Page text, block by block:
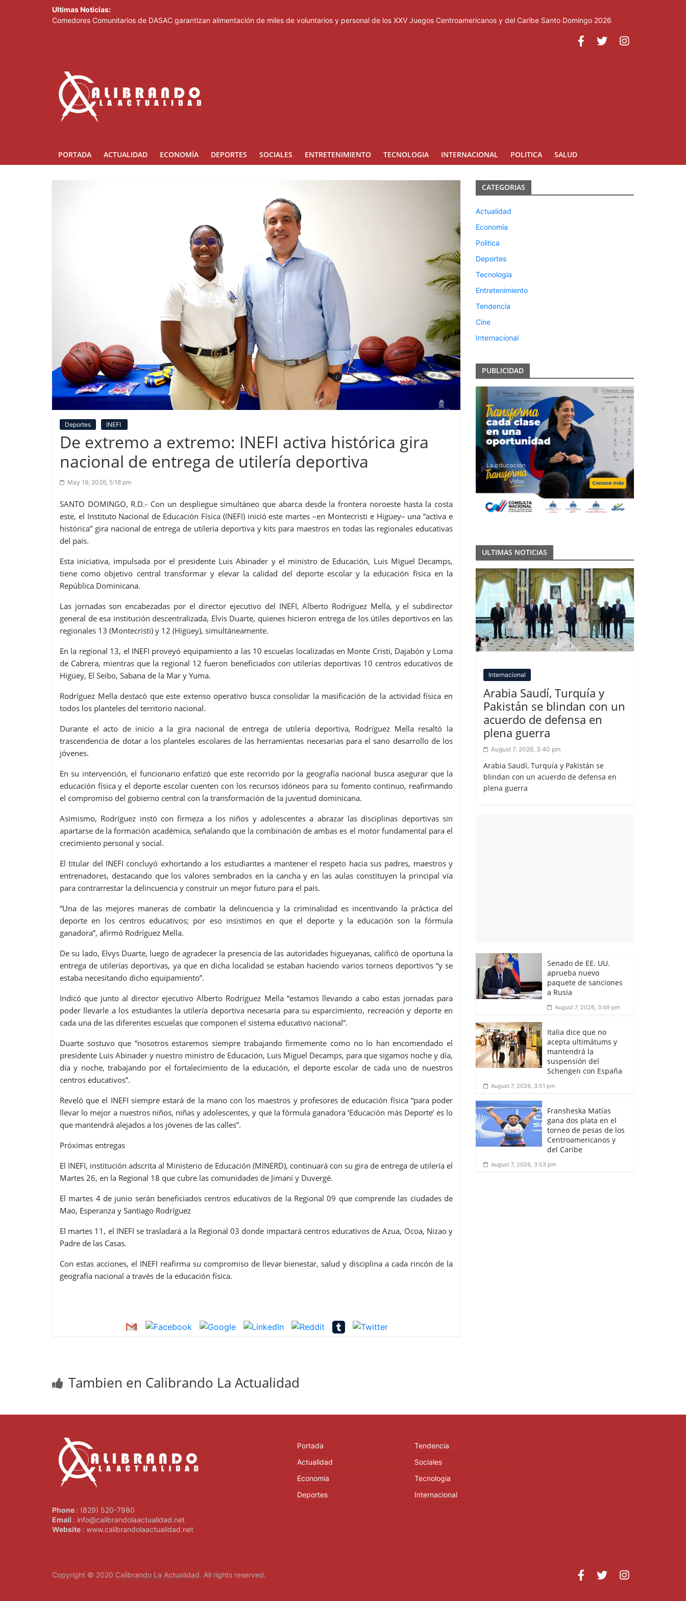
Ultimas Noticias:
Comedores Comunitarios de DASAC garantizan alimentación de miles de voluntarios y personal de los XXV Juegos Centroamericanos y del Caribe Santo Domingo 2026
PORTADA ACTUALIDAD ECONOMÍA DEPORTES SOCIALES ENTRETENIMIENTO TECNOLOGIA INTERNACIONAL POLITICA SALUD
Deportes INEFI
De extremo a extremo: INEFI activa histórica gira
nacional de entrega de utilería deportiva
May 19, 2026, 5:18 pm
SANTO DOMINGO, R.D.- Con un despliegue simultáneo que abarca desde la frontera noroeste hasta la costa
este, el Instituto Nacional de Educación Física (INEFI) inicióeste martes –en Montecristi e Higüey– una “activa e
histórica” gira nacional de entrega de utilería deportiva y kits para maestros en todas las regionales educativas
del país.
Esta iniciativa, impulsada por el presidente Luis Abinader y el ministro de Educación, Luis Miguel Decamps,
tiene como objetivo central transformar y elevar la calidad del deporte escolar y la educación física en la
República Dominicana.
Las jornadas son encabezadas por el director ejecutivo del INEFI, Alberto Rodríguez Mella, y el subdirector
general de esa institución descentralizada, Elvis Duarte, quienes hicieron entrega de los útiles deportivos en las
regionales 13 (Montecristi) y 12 (Higüey), simultáneamente.
En la regional 13, el INEFI proveyó equipamientoa las 10 escuelas localizadas en Monte Cristi, Dajabón y Loma
de Cabrera, mientras que la regional 12 fueron beneficiados con utilerías deportivas 10 centros educativos de
Higüey, El Seibo, Sabana de la Mar y Yuma.
Rodríguez Mella destacó que este extenso operativo busca consolidar la masificación de la actividad física en
todos los planteles del territorio nacional.
Durante el acto de inicio a la gira nacional de entrega de utilería deportiva, Rodríguez Mella resaltó la
trascendencia de dotar a los planteles escolares de las herramientas necesarias para el sano desarrollo de los
jóvenes.
En su intervención, el funcionario enfatizó que este recorrido por la geografía nacional busca asegurar que la
educación física y el deporte escolar cuenten con los recursos idóneos para su fomento continuo, reafirmando
el compromiso del gobierno central con la transformación de la juventud dominicana.
Asimismo, Rodríguez instó con firmeza a los niños y adolescentes a abrazar las disciplinas deportivas sin
apartarse de la formación académica, señalando que la combinación de ambas es el motor fundamental para el
crecimiento personal y social.
El titular del INEFI concluyó exhortando a los estudiantes a mantener el respeto hacia sus padres, maestros y
entrenadores, destacando que los valores sembrados en la cancha y en las aulas constituyen la principal vía
para contrarrestar la delincuencia y construir un mejor futuro para el país.
“Una de las mejores maneras de combatir la delincuencia y la criminalidad es incentivando la práctica del
deporte en los centros educativos; por eso insistimos en que el deporte y la educación son la fórmula
ganadora”, afirmó Rodríguez Mella.
De su lado, Elvys Duarte, luego de agradecer la presencia de las autoridades higueyanas, calificó de oportuna la
entrega de utilerías deportivas, ya que en dicha localidad se estaban haciendo varios torneos deportivos “y se
estaba necesitando dicho equipamiento”.
Indicó que junto al director ejecutivo Alberto Rodríguez Mella “estamos llevando a cabo estas jornadas para
poder llevarle a los estudiantes la utilería deportiva necesaria para su esparcimiento, recreación y deporte en
cada una de las diferentes escuelas que componen el sistema educativo nacional”.
Duarte sostuvo que “nosotros estaremos siempre trabajando firmemente como no lo han encomendado el
presidente Luis Abinader y nuestro ministro de Educación, Luis Miguel Decamps, para que sigamos noche y día,
día y noche, trabajando por el fortalecimiento de la educación, el deporte escolar de cada uno de nuestros
centros educativos”.
Reveló que el INEFI siempre estará de la mano con los maestros y profesores de educación física “para poder
llevar lo mejor a nuestros niños, niñas y adolescentes, y que la fórmula ganadora ‘Educación más Deporte’ es lo
que mantendrá alejados a los jóvenes de las calles”.
Próximas entregas
El INEFI, institución adscrita al Ministerio de Educación (MINERD), continuará con su gira de entrega de utilería el
Martes 26, en la Regional 18 que cubre las comunidades de Jimaní y Duvergé.
El martes 4 de junio serán beneficiados centros educativos de la Regional 09 que comprende las ciudades de
Mao, Esperanza y Santiago Rodríguez
El martes 11 , el INEFI se trasladará a la Regional 03 donde impactará centros educativos de Azua, Ocoa, Nizao y
Padre de las Casas.
Con estas acciones, el INEFI reafirma su compromiso de llevar bienestar, salud y disciplina a cada rincón de la
geografía nacional a través de la educación física.
Tambien en Calibrando La Actualidad
CATEGORIAS
Actualidad
Economía
Politica
Deportes
Tecnologia
Entretenimiento
Tendencia
Cine
Internacional
PUBLICIDAD
ULTIMAS NOTICIAS
Internacional
Arabia Saudí, Turquía y
Pakistán se blindan con un
acuerdo de defensa en
plena guerra
August 7, 2026, 3:40 pm
Arabia Saudí, Turquía y Pakistán se
blindan con un acuerdo de defensa en
plena guerra
Senado de EE. UU.
aprueba nuevo
paquete de sanciones
a Rusia
August 7, 2026, 3:49 pm
Italia dice que no
acepta ultimátums y
mantendrá la
suspensión del
Schengen con España
August 7, 2026, 3:51 pm
Fransheska Matías
gana dos plata en el
torneo de pesas de los
Centroamericanos y
del Caribe
August 7, 2026, 3:53 pm
Phone : (829) 520-7980
Email : info@calibrandolaactualidad.net
Website : www.calibrandolaactualidad.net
Portada
Actualidad
Economia
Deportes
Tendencia
Sociales
Tecnologia
Internacional
Copyright © 2020 Calibrando La Actualidad. All rights reserved.